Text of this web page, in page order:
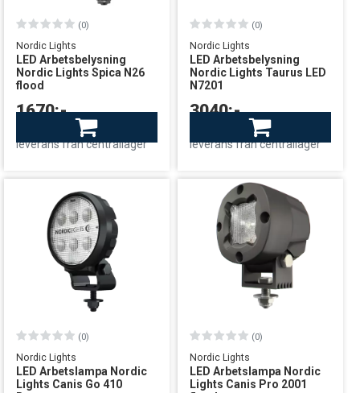
Nordic Lights
LED Arbetsbelysning
Nordic Lights Spica N26
flood
(0)
1670:-
Beställningsvara
leverans från centrallager
Nordic Lights
LED Arbetsbelysning
Nordic Lights Taurus LED
N7201
(0)
3040:-
Beställningsvara
leverans från centrallager
Nordic Lights
LED Arbetslampa Nordic
Lights Canis Go 410
(0)
Nordic Lights
LED Arbetslampa Nordic
Lights Canis Pro 2001
(0)